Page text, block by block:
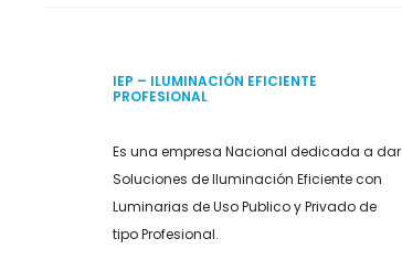
IEP – ILUMINACIÓN EFICIENTE
PROFESIONAL
Es una empresa Nacional dedicada a dar
Soluciones de Iluminación Eficiente con
Luminarias de Uso Publico y Privado de
tipo Profesional.